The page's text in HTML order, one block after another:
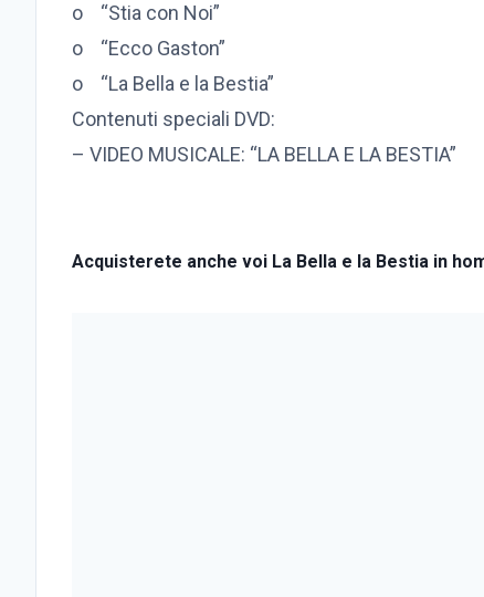
o “Stia con Noi”
o “Ecco Gaston”
o “La Bella e la Bestia”
Contenuti speciali DVD:
– VIDEO MUSICALE: “LA BELLA E LA BESTIA”
Acquisterete anche voi La Bella e la Bestia in